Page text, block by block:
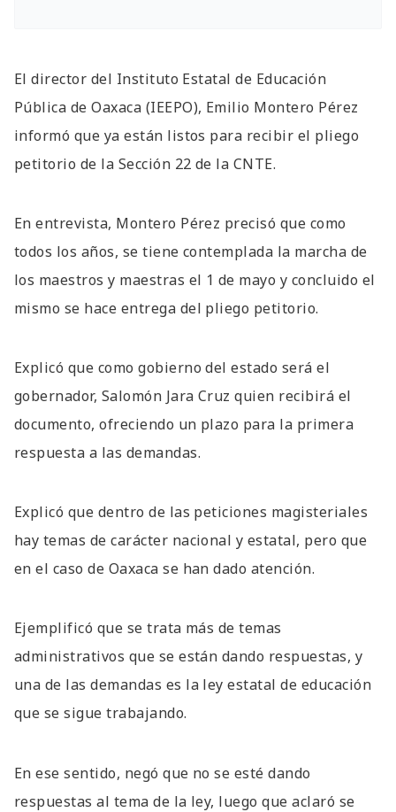
El director del Instituto Estatal de Educación
Pública de Oaxaca (IEEPO), Emilio Montero Pérez
informó que ya están listos para recibir el pliego
petitorio de la Sección 22 de la CNTE.
En entrevista, Montero Pérez precisó que como
todos los años, se tiene contemplada la marcha de
los maestros y maestras el 1 de mayo y concluido el
mismo se hace entrega del pliego petitorio.
Explicó que como gobierno del estado será el
gobernador, Salomón Jara Cruz quien recibirá el
documento, ofreciendo un plazo para la primera
respuesta a las demandas.
Explicó que dentro de las peticiones magisteriales
hay temas de carácter nacional y estatal, pero que
en el caso de Oaxaca se han dado atención.
Ejemplificó que se trata más de temas
administrativos que se están dando respuestas, y
una de las demandas es la ley estatal de educación
que se sigue trabajando.
En ese sentido, negó que no se esté dando
respuestas al tema de la ley, luego que aclaró se